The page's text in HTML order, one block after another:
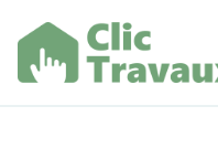
contenu